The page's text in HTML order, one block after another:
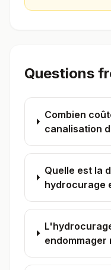
Questions
Combien
canalisation
Quelle est la
hydrocurage
endommager